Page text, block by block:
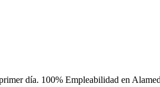
día. 100% Empleabilidad en